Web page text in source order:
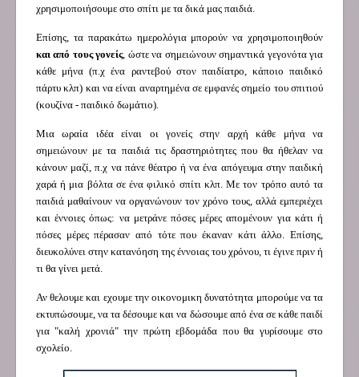
χρησιμοποιήσουμε στο σπίτι με τα δικά μας παιδιά.
Επίσης, τα παρακάτω ημερολόγια μπορούν να χρησιμοποιηθούν
και από τους γονείς, ώστε να σημειώνουν σημαντικά γεγονότα για
κάθε μήνα (π.χ ένα ραντεβού στον παιδίατρο, κάποιο παιδικό
πάρτυ κλπ) και να είναι αναρτημένα σε εμφανές σημείο του σπιτιού
(κουζίνα - παιδικό δωμάτιο).
Μια ωραία ιδέα είναι οι γονείς στην αρχή κάθε μήνα να
σημειώνουν με τα παιδιά τις δραστηριότητες που θα ήθελαν να
κάνουν μαζί, π.χ να πάνε θέατρο ή να ένα απόγευμα στην παιδική
χαρά ή μια βόλτα σε ένα φιλικό σπίτι κλπ. Με τον τρόπο αυτό τα
παιδιά μαθαίνουν να οργανώνουν τον χρόνο τους, αλλά εμπεριέχει
και έννοιες όπως: να μετράνε πόσες μέρες απομένουν για κάτι ή
πόσες μέρες πέρασαν από τότε που έκαναν κάτι άλλο. Επίσης,
διευκολύνει στην κατανόηση της έννοιας του χρόνου, τι έγινε πριν ή
τι θα γίνει μετά.
Αν θελουμε και εχουμε την οικονομικη δυνατότητα μπορούμε να τα
εκτυπώσουμε, να τα δέσουμε και να δώσουμε από ένα σε κάθε παιδί
για "καλή χρονιά" την πρώτη εβδομάδα που θα γυρίσουμε στο
σχολείο.